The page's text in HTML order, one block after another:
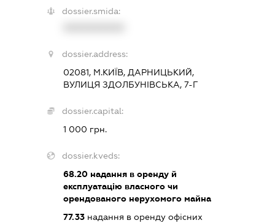
dossier.smida:
dossier.address:
02081, М.КИЇВ, ДАРНИЦЬКИЙ,
ВУЛИЦЯ ЗДОЛБУНІВСЬКА, 7-Г
dossier.capital:
1 000 грн.
dossier.kveds:
68.20 надання в оренду й
експлуатацію власного чи
орендованого нерухомого майна
77.33 надання в оренду офісних